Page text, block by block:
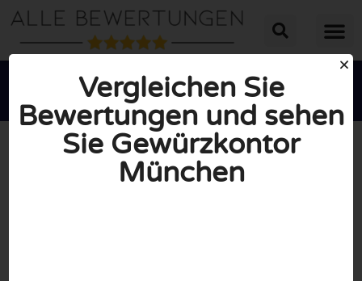
Vergleichen Sie
Bewertungen und sehen
Sie Gewürzkontor
München